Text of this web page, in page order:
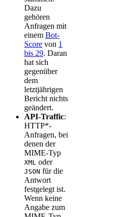
Dazu
gehören
Anfragen mit
einem Bot-
Score von 1
bis 29. Daran
hat sich
gegenüber
dem
letztjährigen
Bericht nichts
geändert.
API-Traffic:
HTTP*-
Anfragen, bei
denen der
MIME-Typ
XML oder
JSON für die
Antwort
festgelegt ist.
Wenn keine
Angabe zum